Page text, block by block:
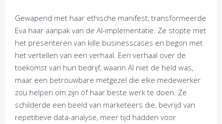
Gewapend met haar ethische manifest, transformeerde
Eva haar aanpak van de AI-implementatie. Ze stopte met
het presenteren van kille businesscases en begon met
het vertellen van een verhaal. Een verhaal over de
toekomst van hun bedrijf, waarin AI niet de held was,
maar een betrouwbare metgezel die elke medewerker
zou helpen om zijn of haar beste werk te doen. Ze
schilderde een beeld van marketeers die, bevrijd van
repetitieve data-analyse, meer tijd hadden voor